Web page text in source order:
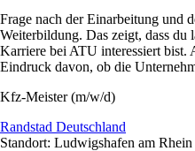
Frage nach der Einarbeitung und
Weiterbildung. Das zeigt, dass du
Karriere bei ATU interessiert bist.
Eindruck davon, ob die
Kfz-Meister (m/w/d)
Randstad Deutschland
Standort: Ludwigshafen am Rhein